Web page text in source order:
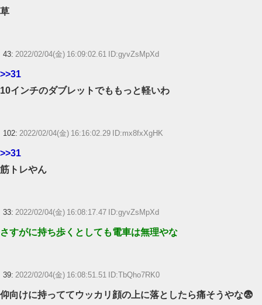
草
43: 2022/02/04(金) 16:09:02.61 ID:gyvZsMpXd
>>31
10インチのダブレットでももっと軽いわ
102: 2022/02/04(金) 16:16:02.29 ID:mx8fxXgHK
>>31
筋トレやん
33: 2022/02/04(金) 16:08:17.47 ID:gyvZsMpXd
さすがに持ち歩くとしても電車は無理やな
39: 2022/02/04(金) 16:08:51.51 ID:TbQho7RK0
仰向けに持っててウッカリ顔の上に落としたら痛そうやな😨